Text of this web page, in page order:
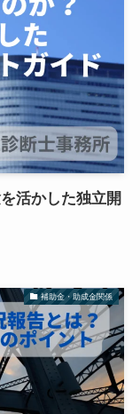
活かした独立開
補助金・助成金関係